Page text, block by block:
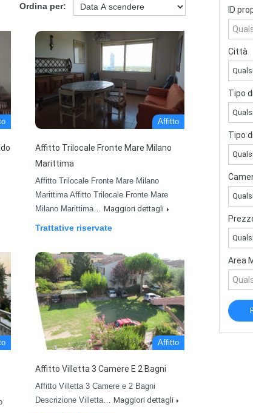
Ordina per:
Affitto
Affitto Trilocale Fronte Mare Milano
Marittima
Affitto Trilocale Fronte Mare Milano
Marittima Affitto Trilocale Fronte Mare
Milano Marittima… Maggiori dettagli
Trattative riservate
Affitto
Affitto Villetta 3 Camere E 2 Bagni
Affitto Villetta 3 Camere e 2 Bagni
Descrizione Villetta… Maggiori dettagli
ID
Città
Tipo
Tipo
Area